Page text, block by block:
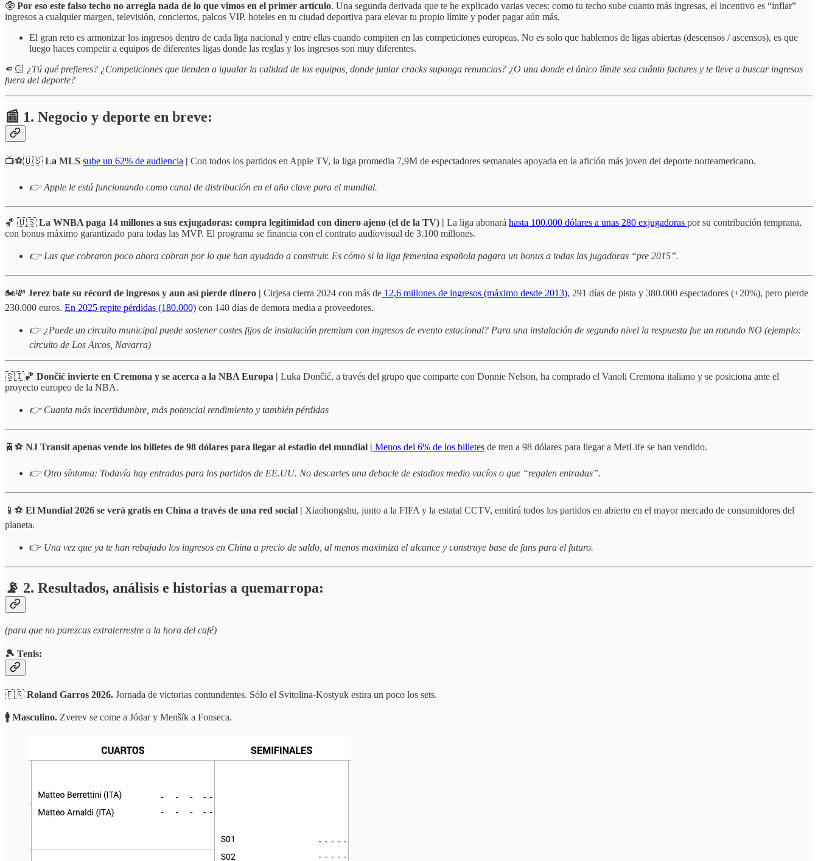
🥸 Por eso este falso techo no arregla nada de lo que vimos en el primer artículo. Una segunda derivada que te he explicado varias veces: como tu techo sube cuanto más ingresas, el incentivo es “inflar”
ingresos a cualquier margen, televisión, conciertos, palcos VIP, hoteles en tu ciudad deportiva para elevar tu propio límite y poder pagar aún más.
El gran reto es armonizar los ingresos dentro de cada liga nacional y entre ellas cuando compiten en las competiciones europeas. No es solo que hablemos de ligas abiertas (descensos / ascensos), es que
luego haces competir a equipos de diferentes ligas donde las reglas y los ingresos son muy diferentes.
🫵🏻 ¿Tú qué prefieres? ¿Competiciones que tienden a igualar la calidad de los equipos, donde juntar cracks suponga renuncias? ¿O una donde el único límite sea cuánto factures y te lleve a buscar ingresos
fuera del deporte?
📰 1. Negocio y deporte en breve:
📺⚽️🇺🇸 La MLS sube un 62% de audiencia | Con todos los partidos en Apple TV, la liga promedia 7,9M de espectadores semanales apoyada en la afición más joven del deporte norteamericano.
👉 Apple le está funcionando como canal de distribución en el año clave para el mundial.
🏀 🇺🇸 La WNBA paga 14 millones a sus exjugadoras: compra legitimidad con dinero ajeno (el de la TV) | La liga abonará hasta 100.000 dólares a unas 280 exjugadoras por su contribución temprana,
con bonus máximo garantizado para todas las MVP. El programa se financia con el contrato audiovisual de 3.100 millones.
👉 Las que cobraron poco ahora cobran por lo que han ayudado a construir. Es cómo si la liga femenina española pagara un bonus a todas las jugadoras “pre 2015”.
🏍️💸 Jerez bate su récord de ingresos y aun así pierde dinero | Cirjesa cierra 2024 con más de 12,6 millones de ingresos (máximo desde 2013), 291 días de pista y 380.000 espectadores (+20%), pero pierde
230.000 euros. En 2025 repite pérdidas (180.000) con 140 días de demora media a proveedores.
👉 ¿Puede un circuito municipal puede sostener costes fijos de instalación premium con ingresos de evento estacional? Para una instalación de segundo nivel la respuesta fue un rotundo NO (ejemplo:
circuito de Los Arcos, Navarra)
🇸🇮🏀 Dončić invierte en Cremona y se acerca a la NBA Europa | Luka Dončić, a través del grupo que comparte con Donnie Nelson, ha comprado el Vanoli Cremona italiano y se posiciona ante el
proyecto europeo de la NBA.
👉 Cuanta más incertidumbre, más potencial rendimiento y también pérdidas
🚆⚽️ NJ Transit apenas vende los billetes de 98 dólares para llegar al estadio del mundial | Menos del 6% de los billetes de tren a 98 dólares para llegar a MetLife se han vendido.
👉 Otro síntoma: Todavía hay entradas para los partidos de EE.UU. No descartes una debacle de estadios medio vacíos o que “regalen entradas”.
📱⚽️ El Mundial 2026 se verá gratis en China a través de una red social | Xiaohongshu, junto a la FIFA y la estatal CCTV, emitirá todos los partidos en abierto en el mayor mercado de consumidores del
planeta.
👉 Una vez que ya te han rebajado los ingresos en China a precio de saldo, al menos maximiza el alcance y construye base de fans para el futuro.
📡 2. Resultados, análisis e historias a quemarropa:
(para que no parezcas extraterrestre a la hora del café)
🎾 Tenis:
🇫🇷 Roland Garros 2026. Jornada de victorias contundentes. Sólo el Svitolina-Kostyuk estira un poco los sets.
🚹 Masculino. Zverev se come a Jódar y Menšík a Fonseca.